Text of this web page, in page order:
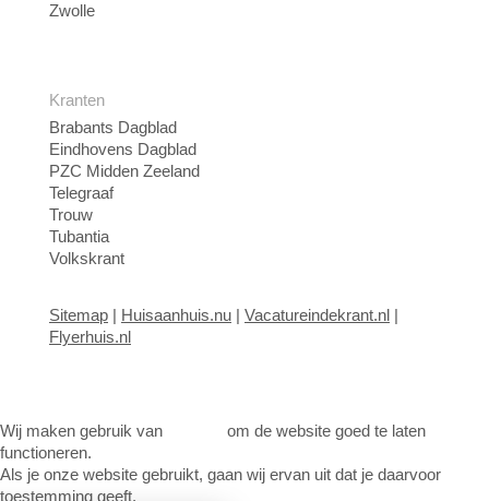
Zwolle
Kranten
Brabants Dagblad
Eindhovens Dagblad
PZC Midden Zeeland
Telegraaf
Trouw
Tubantia
Volkskrant
Sitemap | Huisaanhuis.nu | Vacatureindekrant.nl |
Flyerhuis.nl
Wij maken gebruik van
om de website goed te laten
functioneren.
Als je onze website gebruikt, gaan wij ervan uit dat je daarvoor
toestemming geeft.